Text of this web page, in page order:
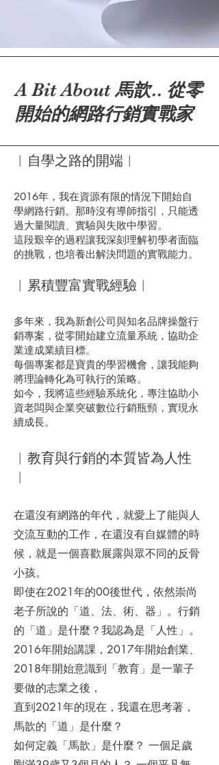
A Bit About馬歆.. 從零
開始的網路行銷實戰家
︱自學之路的開端︱
2016年，我在資源有限的情況下開始自
學網路行銷。那時沒有導師指引，只能透
過大量閱讀、實驗與失敗中學習。
這段艱辛的過程讓我深刻理解初學者面臨
的挑戰，也培養出解決問題的實戰能力。
︱累積豐富實戰經驗︱
多年來，我為新創公司與知名品牌操盤行
銷專案，從零開始建立流量系統，協助企
業達成業績目標。
每個專案都是寶貴的學習機會，讓我能夠
將理論轉化為可執行的策略。
如今，我將這些經驗系統化，專注協助小
資老闆與企業突破數位行銷瓶頸，實現永
續成長。
︱教育與行銷的本質皆為人性
︱
在還沒有網路的年代，就愛上了能與人
交流互動的工作，在還沒有自媒體的時
候，就是一個喜歡展露與眾不同的反骨
小孩。
即使在2021年的00後世代，依然崇尚
老子所說的「道、法、術、器」。行銷
的「道」是什麼？我認為是「人性」。
2016年開始講課，2017年開始創業、
2018年開始意識到「教育」是一輩子
要做的志業之後，
直到2021年的現在，我還在思考著，
馬歆的「道」是什麼？
如何定義「馬歆」是什麼？ 一個足歲